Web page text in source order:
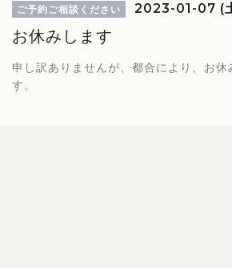
ご予約ご相談ください 2023-01-07 (
お休みします
申し訳ありませんが、都合により、お休
す。